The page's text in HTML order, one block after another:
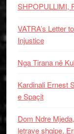
SHPOPULLIMI,
VATRA’s Letter
Injustice
Nga Tirana në
Kardinali Ernest
e Spaçit
Dom Ndre
letrave shqipe,